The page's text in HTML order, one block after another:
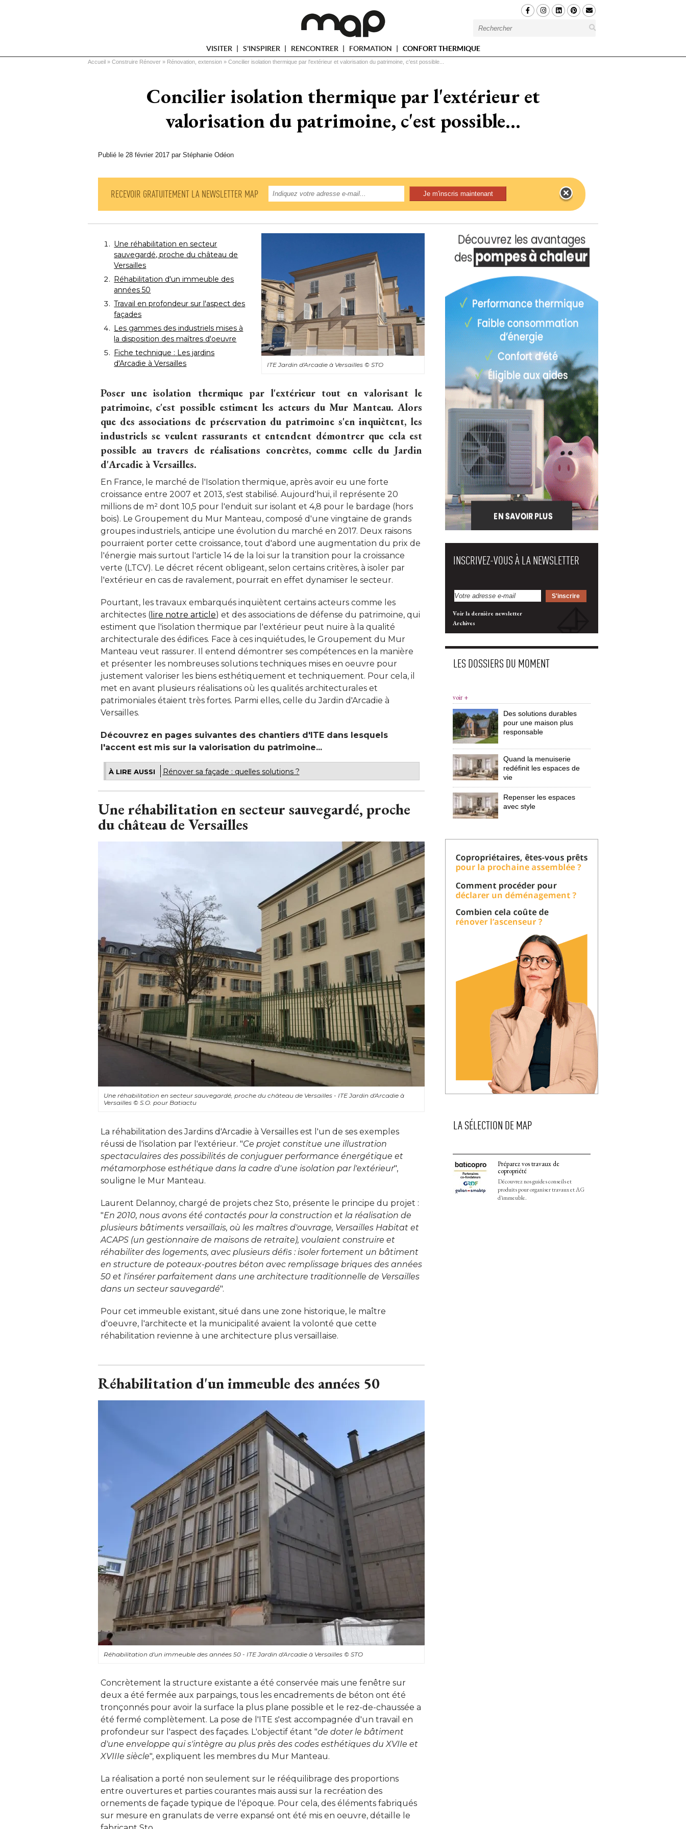
VISITER S'INSPIRER RENCONTRER FORMATION CONFORT THERMIQUE
Vous êtes ici
Accueil » Construire Rénover » Rénovation, extension » Concilier isolation thermique par l'extérieur et valorisation du patrimoine, c'est possible...
Concilier isolation thermique par l'extérieur et
valorisation du patrimoine, c'est possible...
Publié le 28 février 2017 par Stéphanie Odéon
RECEVOIR GRATUITEMENT LA NEWSLETTER MAP
ITE Jardin d'Arcadie à Versailles © STO
Une réhabilitation en secteur
sauvegardé, proche du château de
Versailles
Réhabilitation d'un immeuble des
années 50
Travail en profondeur sur l'aspect des
façades
Les gammes des industriels mises à
la disposition des maîtres d'oeuvre
Fiche technique : Les jardins
d'Arcadie à Versailles
Poser une isolation thermique par l'extérieur tout en valorisant le
patrimoine, c'est possible estiment les acteurs du Mur Manteau. Alors
que des associations de préservation du patrimoine s'en inquiètent, les
industriels se veulent rassurants et entendent démontrer que cela est
possible au travers de réalisations concrètes, comme celle du Jardin
d'Arcadie à Versailles.
En France, le marché de l'Isolation thermique, après avoir eu une forte
croissance entre 2007 et 2013, s'est stabilisé. Aujourd'hui, il représente 20
millions de m² dont 10,5 pour l'enduit sur isolant et 4,8 pour le bardage (hors
bois). Le Groupement du Mur Manteau, composé d'une vingtaine de grands
groupes industriels, anticipe une évolution du marché en 2017. Deux raisons
pourraient porter cette croissance, tout d'abord une augmentation du prix de
l'énergie mais surtout l'article 14 de la loi sur la transition pour la croissance
verte (LTCV). Le décret récent obligeant, selon certains critères, à isoler par
l'extérieur en cas de ravalement, pourrait en effet dynamiser le secteur.
Pourtant, les travaux embarqués inquiètent certains acteurs comme les
architectes ( lire notre article) et des associations de défense du patrimoine, qui
estiment que l'isolation thermique par l'extérieur peut nuire à la qualité
architecturale des édifices. Face à ces inquiétudes, le Groupement du Mur
Manteau veut rassurer. Il entend démontrer ses compétences en la manière
et présenter les nombreuses solutions techniques mises en oeuvre pour
justement valoriser les biens esthétiquement et techniquement. Pour cela, il
met en avant plusieurs réalisations où les qualités architecturales et
patrimoniales étaient très fortes. Parmi elles, celle du Jardin d'Arcadie à
Versailles.
Découvrez en pages suivantes des chantiers d'ITE dans lesquels
l'accent est mis sur la valorisation du patrimoine...
À LIRE AUSSI Rénover sa façade : quelles solutions ?
Une réhabilitation en secteur sauvegardé, proche
du château de Versailles
Une réhabilitation en secteur sauvegardé, proche du château de Versailles - ITE Jardin d'Arcadie à
Versailles© S.O. pour Batiactu
La réhabilitation des Jardins d'Arcadie à Versailles est l'un de ses exemples
réussi de l'isolation par l'extérieur. "Ce projet constitue une illustration
spectaculaires des possibilités de conjuguer performance énergétique et
métamorphose esthétique dans la cadre d'une isolation par l'extérieur",
souligne le Mur Manteau.
Laurent Delannoy, chargé de projets chez Sto, présente le principe du projet :
"En 2010, nous avons été contactés pour la construction et la réalisation de
plusieurs bâtiments versaillais, où les maîtres d'ouvrage, Versailles Habitat et
ACAPS (un gestionnaire de maisons de retraite), voulaient construire et
réhabiliter des logements, avec plusieurs défis : isoler fortement un bâtiment
en structure de poteaux-poutres béton avec remplissage briques des années
50 et l'insérer parfaitement dans une architecture traditionnelle de Versailles
dans un secteur sauvegardé".
Pour cet immeuble existant, situé dans une zone historique, le maître
d'oeuvre, l'architecte et la municipalité avaient la volonté que cette
réhabilitation revienne à une architecture plus versaillaise.
Réhabilitation d'un immeuble des années 50
Réhabilitation d'un immeuble des années 50 - ITE Jardin d'Arcadie à Versailles© STO
Concrètement la structure existante a été conservée mais une fenêtre sur
deux a été fermée aux parpaings, tous les encadrements de béton ont été
tronçonnés pour avoir la surface la plus plane possible et le rez-de-chaussée a
été fermé complètement. La pose de l'ITE s'est accompagnée d'un travail en
profondeur sur l'aspect des façades. L'objectif étant "de doter le bâtiment
d'une enveloppe qui s'intègre au plus près des codes esthétiques du XVIIe et
XVIIIe siècle", expliquent les membres du Mur Manteau.
La réalisation a porté non seulement sur le rééquilibrage des proportions
entre ouvertures et parties courantes mais aussi sur la recréation des
ornements de façade typique de l'époque. Pour cela, des éléments fabriqués
sur mesure en granulats de verre expansé ont été mis en oeuvre, détaille le
INSCRIVEZ-VOUS À LA NEWSLETTER
Voir la dernière newsletter
Archives
LES DOSSIERS DU MOMENT
voir +
Des solutions durables
pour une maison plus
responsable
Quand la menuiserie
redéfinit les espaces de
vie
Repenser les espaces
avec style
LA SÉLECTION DE MAP
Préparez vos travaux de
copropriété
Découvrez nos guides conseils et
produits pour organiser travaux et AG
d'immeuble.